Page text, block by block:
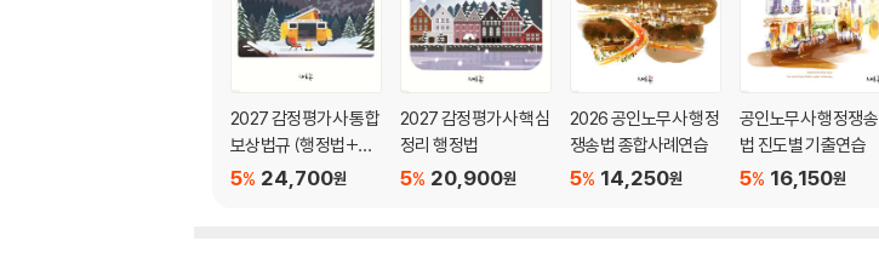
CHAPTER 04 주택가격의 공시
CHAPTER 05 비주거용 부동산가격의 공시
CHAPTER 06 부동산가격공시위원회
[제3편 감정평가 및 감정평가사에 관한 법률(감정평가법)]
CHAPTER 01 감정평가
2027 감정평가사 통합
보상법규 (행정법+개
별법)24,700원
5%
2027 감정평가사 핵심
정리 행정법
20,900원
5%
2026 공인노무사 행정
쟁송법 종합사례연습
14,250원
5%
공인노무사 행정쟁송
법 진도별 기출연습
16,150원
5%